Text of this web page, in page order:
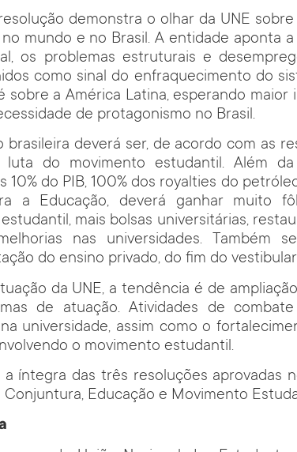
demonstra o olhar da UNE
mundo e no Brasil. A entidade aponta
os problemas estruturais e
como sinal do enfraquecimento do
sobre a América Latina, esperando
de protagonismo no Brasil.
brasileira deverá ser, de acordo com as
luta do movimento estudantil. Além
10% do PIB, 100% dos royalties do
a Educação, deverá ganhar muito
mais bolsas universitárias,
nas universidades. Também
do ensino privado, do fim do
da UNE, a tendência é de
de atuação. Atividades de
universidade, assim como o
o movimento estudantil.
a íntegra das três resoluções aprovadas
Conjuntura, Educação e Movimento